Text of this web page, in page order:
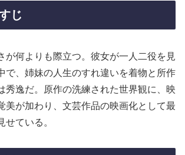
じ
が何よりも際立つ。彼女が一人二役を見
で、姉妹の人生のすれ違いを着物と所作
秀逸だ。原作の洗練された世界観に、映
美が加わり、文芸作品の映画化として最
せている。